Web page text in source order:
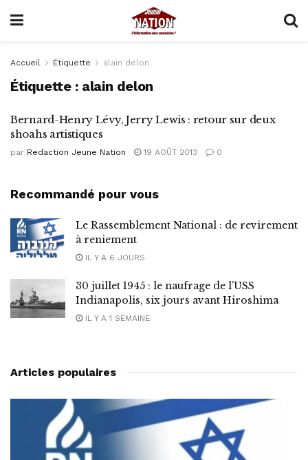
Accueil Étiquette alain delon
Étiquette : alain delon
Bernard-Henry Lévy, Jerry Lewis : retour sur deux
shoahs artistiques
par Redaction Jeune Nation 19 AOÛT 2013 0
Recommandé pour vous
Le Rassemblement National : de revirement
à reniement
IL Y A 6 JOURS
30 juillet 1945 : le naufrage de l’USS
Indianapolis, six jours avant Hiroshima
IL Y A 1 SEMAINE
Articles populaires